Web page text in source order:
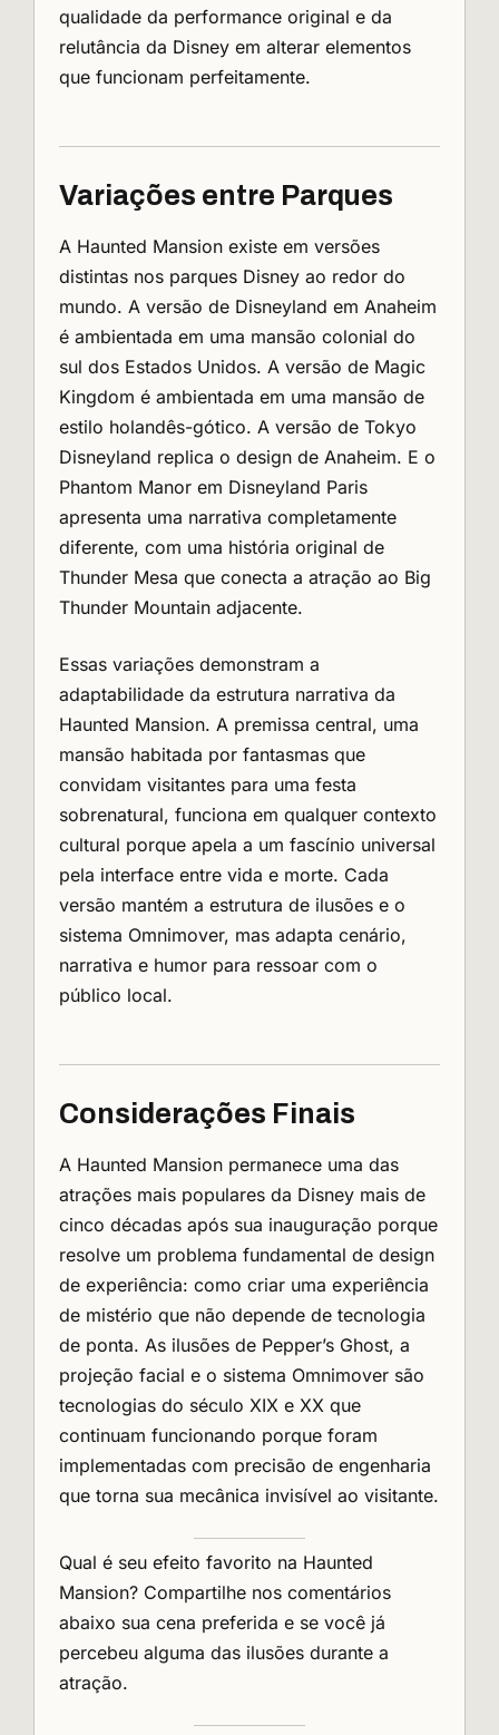
qualidade da performance original e da
relutância da Disney em alterar elementos
que funcionam perfeitamente.
Variações entre Parques
A Haunted Mansion existe em versões
distintas nos parques Disney ao redor do
mundo. A versão de Disneyland em Anaheim
é ambientada em uma mansão colonial do
sul dos Estados Unidos. A versão de Magic
Kingdom é ambientada em uma mansão de
estilo holandês-gótico. A versão de Tokyo
Disneyland replica o design de Anaheim. E o
Phantom Manor em Disneyland Paris
apresenta uma narrativa completamente
diferente, com uma história original de
Thunder Mesa que conecta a atração ao Big
Thunder Mountain adjacente.
Essas variações demonstram a
adaptabilidade da estrutura narrativa da
Haunted Mansion. A premissa central, uma
mansão habitada por fantasmas que
convidam visitantes para uma festa
sobrenatural, funciona em qualquer contexto
cultural porque apela a um fascínio universal
pela interface entre vida e morte. Cada
versão mantém a estrutura de ilusões e o
sistema Omnimover, mas adapta cenário,
narrativa e humor para ressoar com o
público local.
Considerações Finais
A Haunted Mansion permanece uma das
atrações mais populares da Disney mais de
cinco décadas após sua inauguração porque
resolve um problema fundamental de design
de experiência: como criar uma experiência
de mistério que não depende de tecnologia
de ponta. As ilusões de Pepper’s Ghost, a
projeção facial e o sistema Omnimover são
tecnologias do século XIX e XX que
continuam funcionando porque foram
implementadas com precisão de engenharia
que torna sua mecânica invisível ao visitante.
Qual é seu efeito favorito na Haunted
Mansion? Compartilhe nos comentários
abaixo sua cena preferida e se você já
percebeu alguma das ilusões durante a
atração.